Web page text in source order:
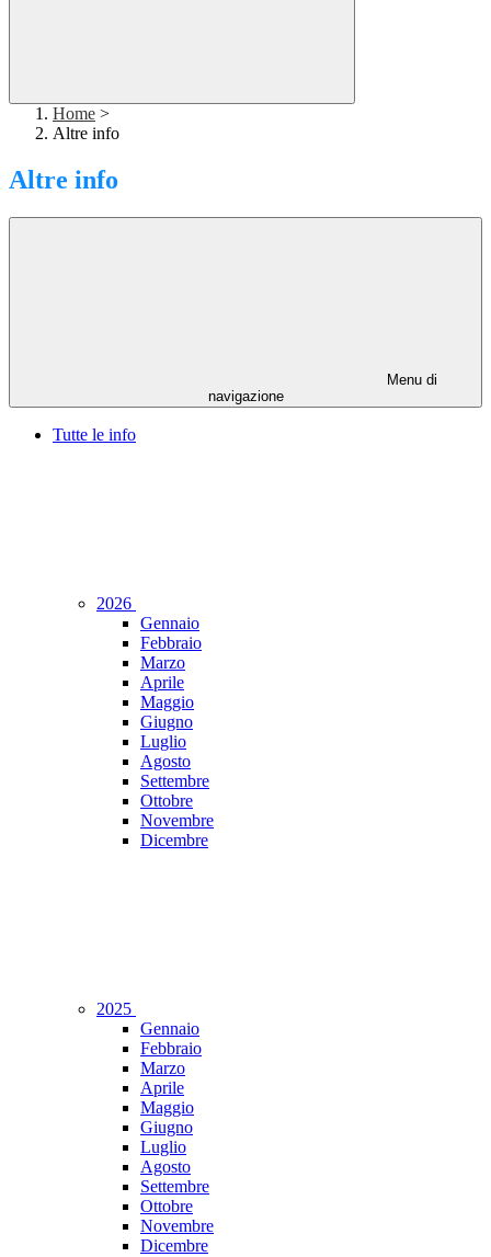
Home >
Altre info
Altre info
Menu di
navigazione
Tutte le info
2026
Gennaio
Febbraio
Marzo
Aprile
Maggio
Giugno
Luglio
Agosto
Settembre
Ottobre
Novembre
Dicembre
2025
Gennaio
Febbraio
Marzo
Aprile
Maggio
Giugno
Luglio
Agosto
Settembre
Ottobre
Novembre
Dicembre